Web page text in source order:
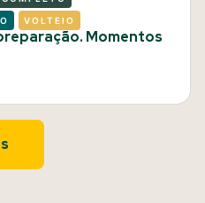
VOLTEIO
Momentos